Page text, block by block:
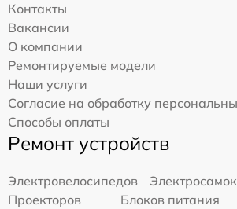
Контакты
Вакансии
О компании
Ремонтируемые модели
Наши услуги
Согласие на обработку
Способы оплаты
Ремонт устройств
Электровелосипедов
Проекторов
Блоков питания